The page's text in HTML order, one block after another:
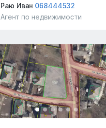
Раю Иван 068444532
Агент по недвижимости